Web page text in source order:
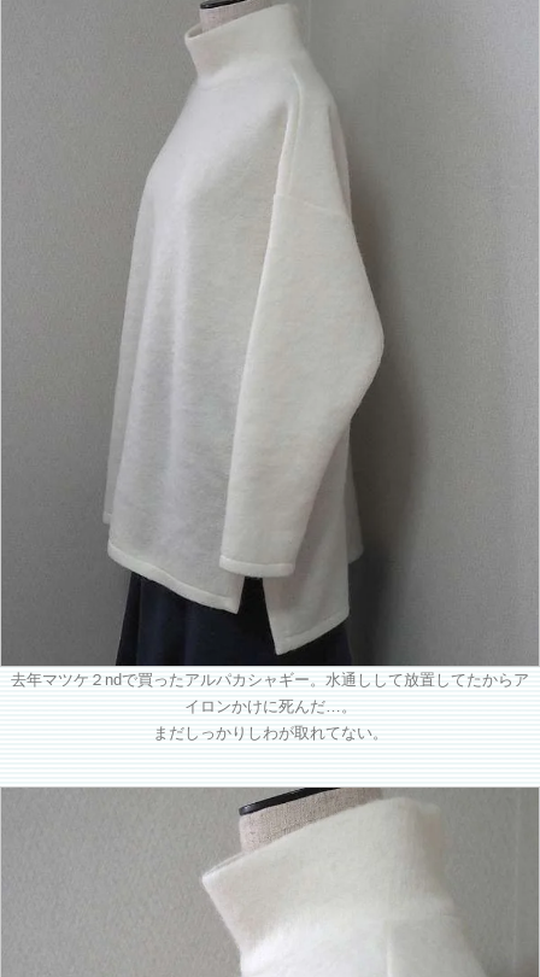
去年マツケ２ndで買ったアルパカシャギー。水通しして放置してたからア
イロンかけに死んだ…。
まだしっかりしわが取れてない。